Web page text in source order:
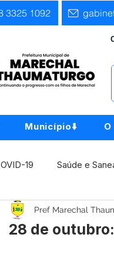
3325 1092
Município⬇️
19 Saúde e
e Transporte
28 de
Pref Marechal